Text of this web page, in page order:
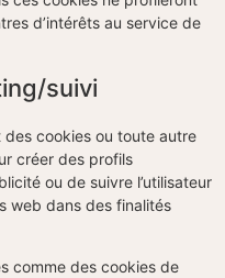
d’intérêts au service de
suivi
cookies ou toute autre
créer des profils
ou de suivre l’utilisateur
web dans des finalités
comme des cookies de